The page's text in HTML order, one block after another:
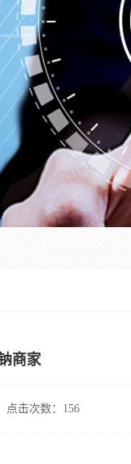
商家
点击次数：156